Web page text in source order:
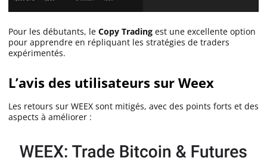
Pour les débutants, le Copy Trading est une excellente option
pour apprendre en répliquant les stratégies de traders
expérimentés.
L’avis des utilisateurs sur Weex
Les retours sur WEEX sont mitigés, avec des points forts et des
aspects à améliorer :